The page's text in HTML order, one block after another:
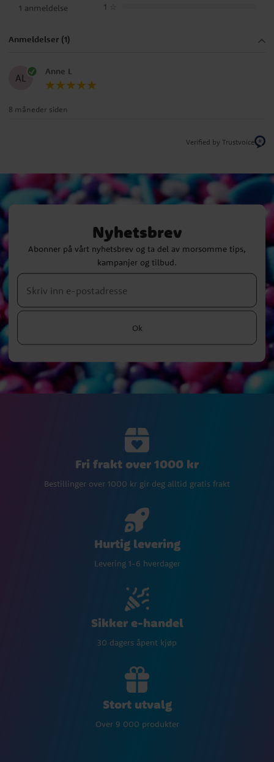
1 anmeldelse
1
Anmeldelser (1)
AL
Anne L
8 måneder siden
Verified by Trustvoice
Nyhetsbrev
Abonner på vårt nyhetsbrev og ta del av morsomme tips,
kampanjer og tilbud.
Ok
Fri frakt over 1000 kr
Bestillinger over 1000 kr gir deg alltid gratis frakt
Hurtig levering
Levering 1-6 hverdager
Sikker e-handel
30 dagers åpent kjøp
Stort utvalg
Over 9 000 produkter